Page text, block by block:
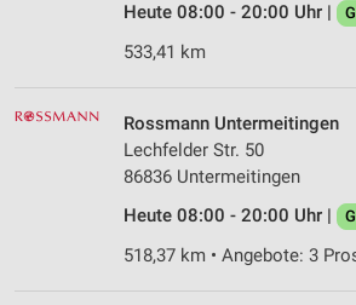
Heute 08:00 - 20:00 Uhr |
533,41 km
Rossmann Untermeitingen
Lechfelder Str. 50
86836 Untermeitingen
Heute 08:00 - 20:00 Uhr |
518,37 km • Angebote: 3